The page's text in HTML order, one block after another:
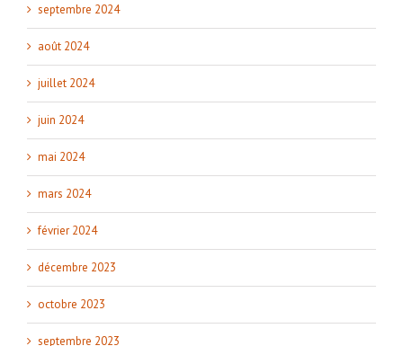
septembre 2024
août 2024
juillet 2024
juin 2024
mai 2024
mars 2024
février 2024
décembre 2023
octobre 2023
septembre 2023